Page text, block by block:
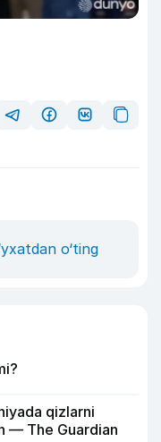
o‘ting
qizlarni
— The Guardian